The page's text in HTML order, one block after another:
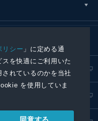
リシー 」に定める通
を快適にご利用いた
れているのかを当社
を使用していま
同意する
ライバシーポリシー